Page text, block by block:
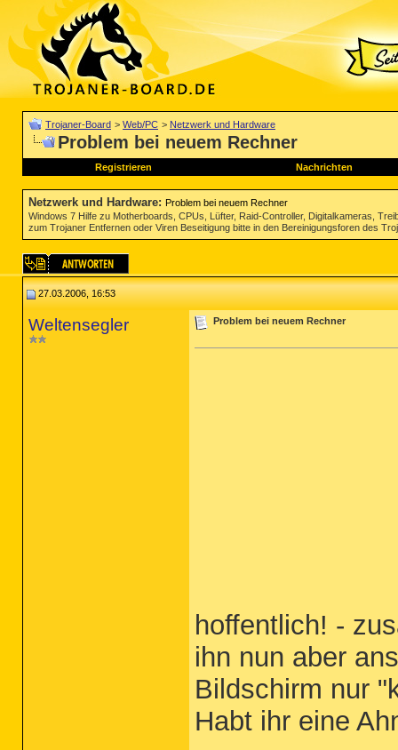
Trojaner-Board > Web/PC > Netzwerk und Hardware
Problem bei neuem Rechner
Registrieren Nachrichten
Netzwerk und Hardware: Problem bei neuem Rechner
Windows 7 Hilfe zu Motherboards, CPUs, Lüfter, Raid-Controller, Digitalkameras,
zum Trojaner Entfernen oder Viren Beseitigung bitte in den Bereinigungsforen des
27.03.2006, 16:53
Weltensegler Problem bei neuem Rechner
hoffentlich! -
ihn nun aber
Bildschirm nur
Habt ihr eine